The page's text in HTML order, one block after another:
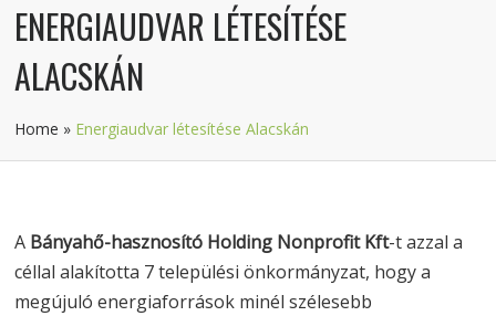
ENERGIAUDVAR LÉTESÍTÉSE
ALACSKÁN
Home » Energiaudvar létesítése Alacskán
A Bányahő-hasznosító Holding Nonprofit Kft-t azzal a
céllal alakította 7 települési önkormányzat, hogy a
megújuló energiaforrások minél szélesebb